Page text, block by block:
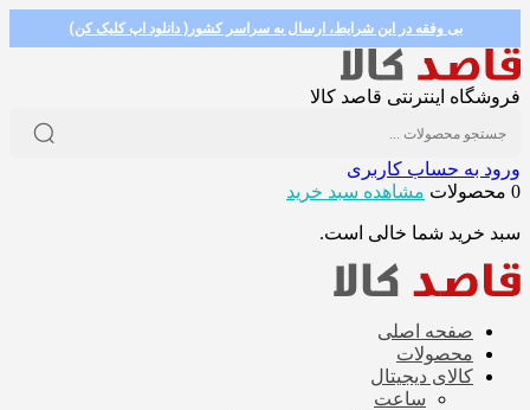
بی وفقه در این شرایط، ارسال به سراسر کشور( دانلود اپ کلیک کن)
فروشگاه اینترنتی قاصد کالا
ورود به حساب کاربری
0 محصولات
مشاهده سبد خرید
سبد خرید شما خالی است.
صفحه اصلی
محصولات
کالای دیجیتال
ساعت